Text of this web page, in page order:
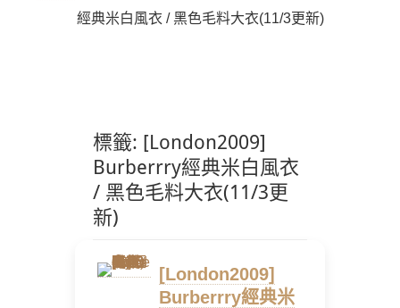
經典米白風衣 / 黑色毛料大衣(11/3更新)
標籤: [London2009]
Burberrry經典米白風衣
/ 黑色毛料大衣(11/3更
新)
[London2009]
Burberrry經典米